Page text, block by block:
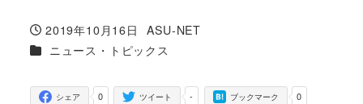
投稿日
2019年10月16日
著
者
ASU-NET
カテゴリー
ニュース・トピックス
0
シェア -
ツイート 0
ブックマーク